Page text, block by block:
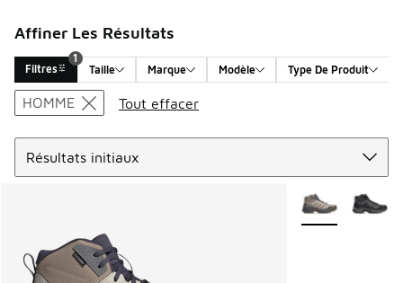
Affiner Les Résultats
Filtres
1
Taille
Marque Modèle Type De Produit
Search Results
HOMME
Tout effacer
Plus de couleurs